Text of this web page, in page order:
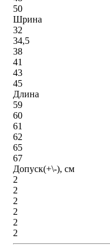
50
Шрина
32
34,5
38
41
43
45
Длина
59
60
61
62
65
67
Допуск(+\-), см
2
2
2
2
2
2